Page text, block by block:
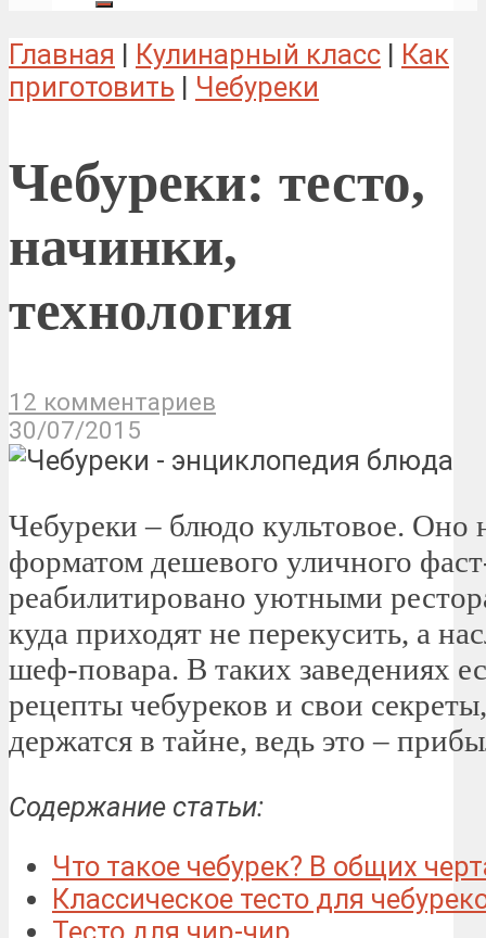
Главная | Кулинарный класс | Как
приготовить | Чебуреки
Чебуреки: тесто,
начинки,
технология
12 комментариев
30/07/2015
Чебуреки – блюдо культовое. Оно
форматом дешевого уличного
реабилитировано уютными
куда приходят не перекусить, а
шеф-повара. В таких заведениях
рецепты чебуреков и свои
держатся в тайне, ведь это –
Содержание статьи:
Что такое чебурек? В общих
Классическое тесто для